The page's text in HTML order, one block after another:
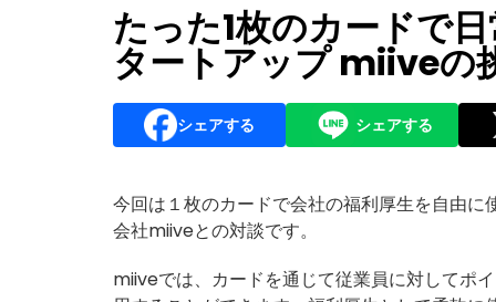
たった1枚のカードで
タートアップ miiveの
シェアする シェアする
今回は１枚のカードで会社の福利厚生を自由
会社miiveとの対談です。
miiveでは、カードを通じて従業員に対してポ